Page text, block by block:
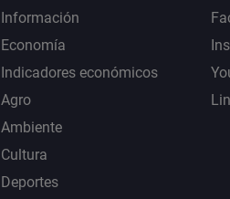
Información
Economía
Indicadores económicos
Agro
Ambiente
Cultura
Deportes